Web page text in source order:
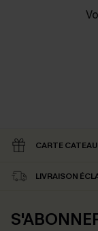
CARTE CATEAU
LIVRAISON